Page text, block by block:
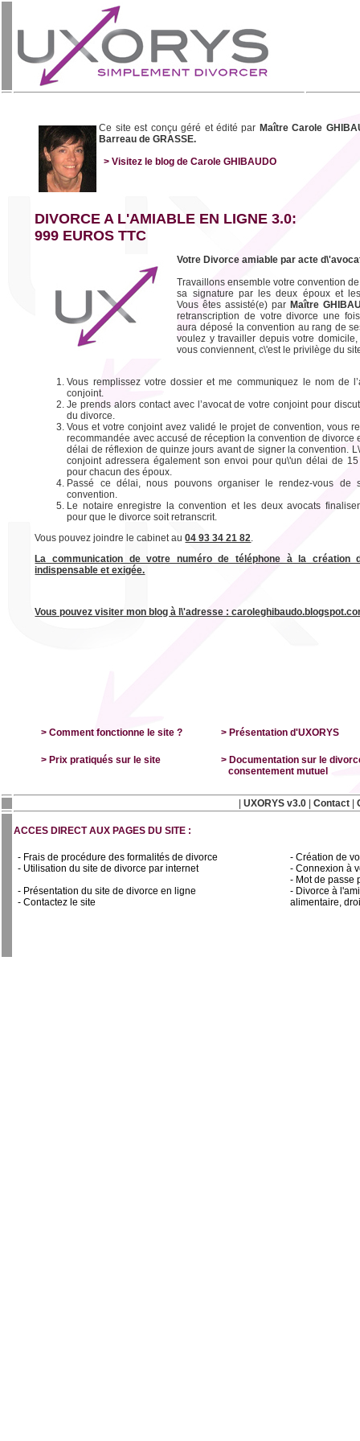
Ce site est conçu géré et édité par Maître Carole
Barreau de GRASSE.
> Visitez le blog de Carole GHIBAUDO
DIVORCE A L'AMIABLE EN LIGNE 3.0:
999 EUROS TTC
Votre Divorce amiable par acte
Travaillons ensemble votre convention
sa signature par les deux époux et
Vous êtes assisté(e) par Maître
retranscription de votre divorce une
aura déposé la convention au rang de
voulez y travailler depuis votre
vous conviennent, c\'est le privilège du
Vous remplissez votre dossier et me communiquez le nom de
conjoint.
Je prends alors contact avec l’avocat de votre conjoint pour
du divorce.
Vous et votre conjoint avez validé le projet de convention, vous
recommandée avec accusé de réception la convention de divorce
délai de réflexion de quinze jours avant de signer la convention.
conjoint adressera également son envoi pour qu\'un délai de
pour chacun des époux.
Passé ce délai, nous pouvons organiser le rendez-vous de
convention.
Le notaire enregistre la convention et les deux avocats
pour que le divorce soit retranscrit.
Vous pouvez joindre le cabinet au04 93 34 21 82.
La communication de votre numéro de téléphone à la création
indispensable et exigée.
Vous pouvez visiter mon blog à l\'adresse :
> Comment fonctionne le site ? > Présentation d'UXORYS
> Prix pratiqués sur le site
> Documentation sur le
consentement mutuel
UXORYS v3.0 Contact
ACCES DIRECT AUX PAGES DU SITE :
- Frais de procédure des formalités de divorce
- Utilisation du site de divorce par internet
- Présentation du site de divorce en ligne
- Contactez le site
- Création de
- Connexion à
- Mot de passe
- Divorce à
alimentaire,